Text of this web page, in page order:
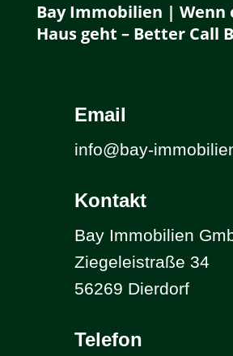
Bay Immobilien | Wenn
Haus geht – Better Call
Email
info@bay-
Kontakt
Bay Immobilien
Ziegeleistraße 34
56269 Dierdorf
Telefon